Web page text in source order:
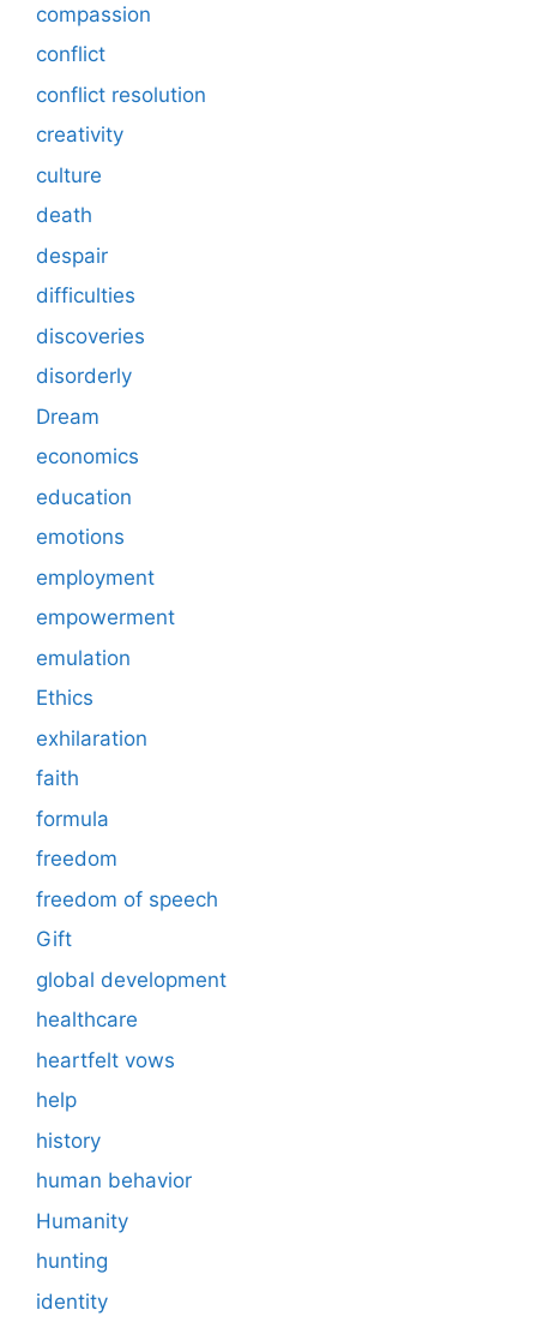
compassion
conflict
conflict resolution
creativity
culture
death
despair
difficulties
discoveries
disorderly
Dream
economics
education
emotions
employment
empowerment
emulation
Ethics
exhilaration
faith
formula
freedom
freedom of speech
Gift
global development
healthcare
heartfelt vows
help
history
human behavior
Humanity
hunting
identity